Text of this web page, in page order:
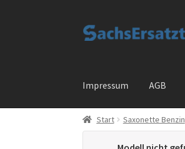
Zur
Zum
Impressum AGB
StartAGB
Start Saxonette Benzin